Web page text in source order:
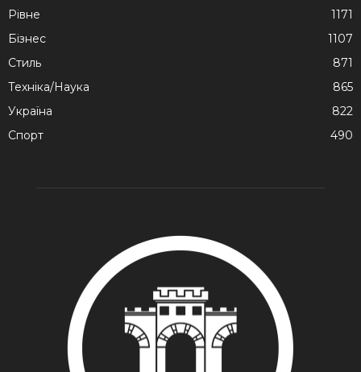
Рівне
1171
Бізнес
1107
Стиль
871
Техніка/Наука
865
Україна
822
Спорт
490